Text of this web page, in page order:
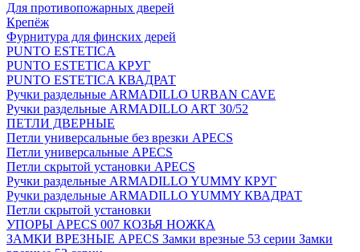
Для противопожарных дверей
Крепёж
Фурнитура для финских дерей
PUNTO ESTETICA
PUNTO ESTETICA КРУГ
PUNTO ESTETICA КВАДРАТ
Ручки раздельные ARMADILLO URBAN CAVE
Ручки раздельные ARMADILLO ART 30/52
ПЕТЛИ ДВЕРНЫЕ
Петли универсальные без врезки APECS
Петли универсальные APECS
Петли скрытой установки APECS
Ручки раздельные ARMADILLO YUMMY КРУГ
Ручки раздельные ARMADILLO YUMMY КВАДРАТ
Петли скрытой установки
УПОРЫ APECS 007 КОЗЬЯ НОЖКА
ЗАМКИ ВРЕЗНЫЕ APECS Замки врезные 53 серии Замки